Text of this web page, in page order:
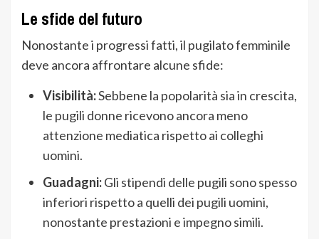
Le sfide del futuro
Nonostante i progressi fatti, il pugilato femminile
deve ancora affrontare alcune sfide:
Visibilità:Sebbene la popolarità sia in crescita,
le pugili donne ricevono ancora meno
attenzione mediatica rispetto ai colleghi
uomini.
Guadagni:Gli stipendi delle pugili sono spesso
inferiori rispetto a quelli dei pugili uomini,
nonostante prestazioni e impegno simili.